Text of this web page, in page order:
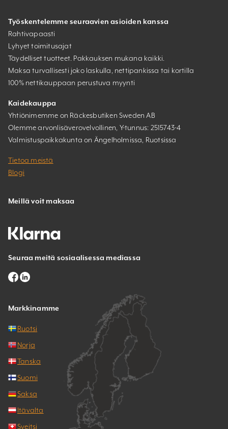
Työskentelemme seuraavien asioiden kanssa
Rahtivapaasti
Lyhyet toimitusajat
Täydelliset tuotteet. Pakkauksen mukana kaikki.
Maksa turvallisesti joko laskulla, nettipankissa tai kortilla
100% nettikauppaan perustuva myynti
Kaidekauppa
Yhtiönimemme on Räckesbutiken Sweden AB
Olemme arvonlisäverovelvollinen, Y-tunnus: 2515743-4
Valmistuspaikkakunta on Ängelholmissa, Ruotsissa
Tietoa meistä
Blogi
Meillä voit maksaa
Seuraa meitä sosiaalisessa mediassa
Markkinamme
Ruotsi
Norja
Tanska
Suomi
Saksa
Itävalta
Sveitsi